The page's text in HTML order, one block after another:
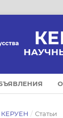
КЕРУЕН / Статьи